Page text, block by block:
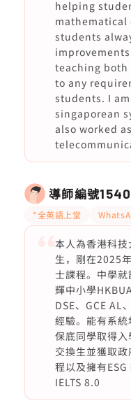
helping
mathematical
students
teaching both
to any
students. I
singaporean
also worked
導師編號
*全英語上堂
本人為香港科
生，剛在2025
士課程。中學
輝中小學
DSE、GCE AL
經驗。能有系
保底同學取得
交換生並獲取
程以及擁有
IELTS 8.0